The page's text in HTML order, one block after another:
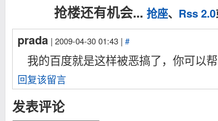
抢楼还有机会... 抢座、 Rss 2.0
prada | 2009-04-30 01:43 | #
我的百度就是这样被恶搞了，你可以
回复该留言
发表评论